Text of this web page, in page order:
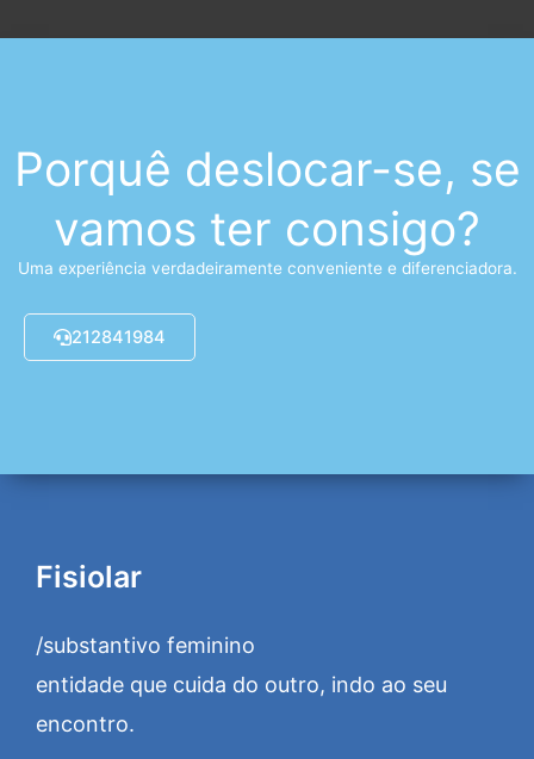
Porquê deslocar-se, se
vamos ter consigo?
Uma experiência verdadeiramente conveniente e diferenciadora.
212841984
Fisiolar
/substantivo feminino
entidade que cuida do outro, indo ao seu
encontro.